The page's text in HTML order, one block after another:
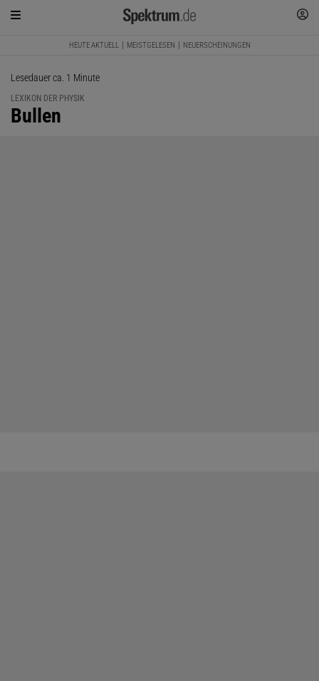
HEUTE AKTUELL MEISTGELESEN NEUERSCHEINUNGEN
Lesedauer ca. 1 Minute
LEXIKON DER PHYSIK
:
Bullen